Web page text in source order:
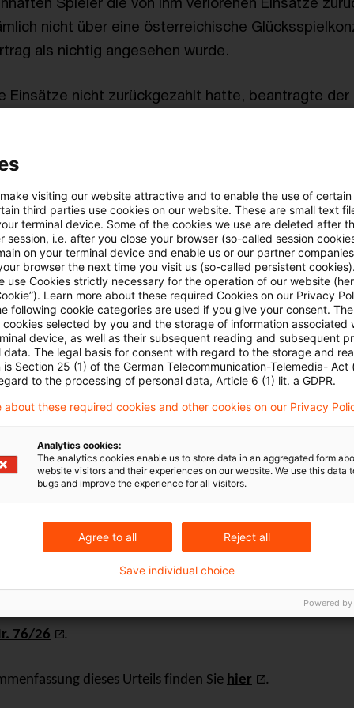
nicht über eine österreichische
als nichtig angesehen wurde.
Einsätze nicht zurückgezahlt hatte, beantragte
bei den österreichischen Gerichten einen
Dieser Antrag betraf Bankkonten von
Malta und Schweden.
Der Spieler macht geltend,
in Irland, Luxemburg und Schweden in gleicher
ihren Gläubigern zu entziehen, indem sie
verbiete dort seit Juni 2023 ein maltesisches
Entscheidungen gegen
für Zivilrechtssachen Wienhat
ob die Bedingungen für den Erlass
Kontenpfändung erfüllt sind.
in seiner Entscheidung Entwarnung: Das
Europäischen Beschlusses zur vorläufigen
Feststellung, ob der Erlass dieses Beschlusses
Schuldners, das bei der Stellung dieses Antrags
Darüber hinaus kann es auch den
in dem Mitgliedstaat, in dem der Schuldner
die Vollstreckung der betreffenden Forderung
Mr
76/26
.
dieses Urteils finden Sie hier .
visiting our website attractive and to enable the use of
third parties use cookies on our website. These are small text
terminal device. Some of the cookies we use are deleted after
session, i.e. after you close your browser (so-called session
on your terminal device and enable us or our partner
browser the next time you visit us (so-called persistent
use Cookies strictly necessary for the operation of our website
Learn more about these required Cookies on our Privacy
following cookie categories are used if you give your consent.
cookies selected by you and the storage of information associated
device, as well as their subsequent reading and subsequent
data. The legal basis for consent with regard to the storage and
is Section 25 (1) of the German Telecommunication-Telemedia- Act
to the processing of personal data, Article 6 (1) lit. a GDPR.
about these required cookies and other cookies on our Privacy
Analytics cookies:
The analytics cookies enable us to store data in an aggregated form
website visitors and their experiences on our website. We use this data
bugs and improve the experience for all visitors.
Agree to all Reject all
Save individual choice
Powered by